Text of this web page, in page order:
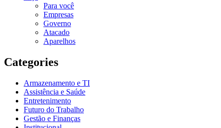
Para você
Empresas
Governo
Atacado
Aparelhos
Categories
Armazenamento e TI
Assistência e Saúde
Entretenimento
Futuro do Trabalho
Gestão e Finanças